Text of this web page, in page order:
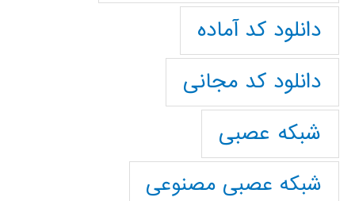
دانلود کد آماده
دانلود کد مجانی
شبکه عصبی
شبکه عصبی مصنوعی